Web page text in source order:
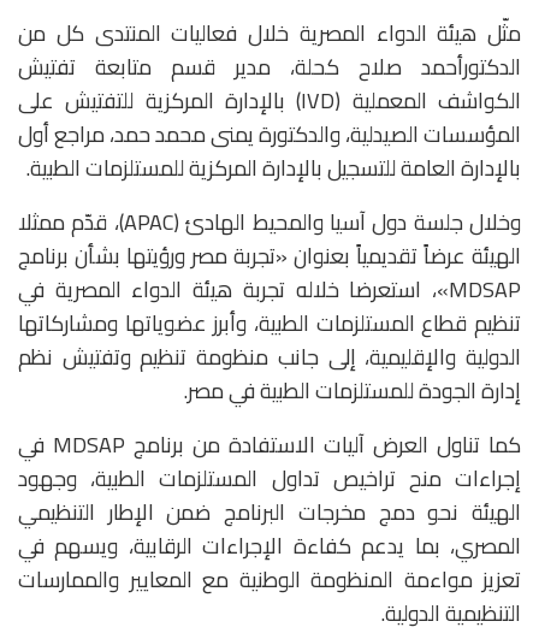
مثّل هيئة الدواء المصرية خلال فعاليات المنتدى كل من
الدكتورأحمد صلاح كحلة، مدير قسم متابعة تفتيش
الكواشف المعملية (IVD) بالإدارة المركزية للتفتيش على
المؤسسات الصيدلية، والدكتورة يمنى محمد حمد، مراجع أول
بالإدارة العامة للتسجيل بالإدارة المركزية للمستلزمات الطبية.
وخلال جلسة دول آسيا والمحيط الهادئ (APAC)، قدّم ممثلا
الهيئة عرضاً تقديمياً بعنوان «تجربة مصر ورؤيتها بشأن برنامج
MDSAP»، استعرضا خلاله تجربة هيئة الدواء المصرية في
تنظيم قطاع المستلزمات الطبية، وأبرز عضوياتها ومشاركاتها
الدولية والإقليمية، إلى جانب منظومة تنظيم وتفتيش نظم
إدارة الجودة للمستلزمات الطبية في مصر.
كما تناول العرض آليات الاستفادة من برنامج MDSAP في
إجراءات منح تراخيص تداول المستلزمات الطبية، وجهود
الهيئة نحو دمج مخرجات البرنامج ضمن الإطار التنظيمي
المصري، بما يدعم كفاءة الإجراءات الرقابية، ويسهم في
تعزيز مواءمة المنظومة الوطنية مع المعايير والممارسات
التنظيمية الدولية.